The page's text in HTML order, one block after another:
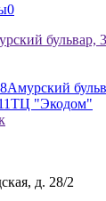
0
бульвар,
Амурский
ТЦ "Экодом"
д. 28/2